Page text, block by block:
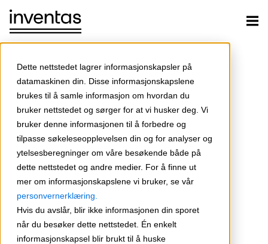
Dette nettstedet lagrer informasjonskapsler på
datamaskinen din. Disse informasjonskapslene
brukes til å samle informasjon om hvordan du
bruker nettstedet og sørger for at vi husker deg. Vi
bruker denne informasjonen til å forbedre og
tilpasse søkeleseopplevelsen din og for analyser og
ytelsesberegninger om våre besøkende både på
dette nettstedet og andre medier. For å finne ut
mer om informasjonskapslene vi bruker, se vår
personvernerklæring.
Hvis du avslår, blir ikke informasjonen din sporet
når du besøker dette nettstedet. Én enkelt
informasjonskapsel blir brukt til å huske